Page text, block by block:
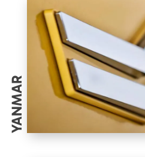
YANMAR